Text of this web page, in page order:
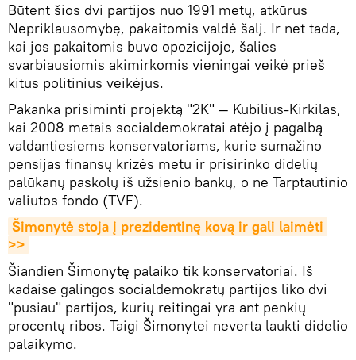
Būtent šios dvi partijos nuo 1991 metų, atkūrus
Nepriklausomybę, pakaitomis valdė šalį. Ir net tada,
kai jos pakaitomis buvo opozicijoje, šalies
svarbiausiomis akimirkomis vieningai veikė prieš
kitus politinius veikėjus.
Pakanka prisiminti projektą "2K" — Kubilius-Kirkilas,
kai 2008 metais socialdemokratai atėjo į pagalbą
valdantiesiems konservatoriams, kurie sumažino
pensijas finansų krizės metu ir prisirinko didelių
palūkanų paskolų iš užsienio bankų, o ne Tarptautinio
valiutos fondo (TVF).
Šimonytė stoja į prezidentinę kovą ir gali laimėti
>>
Šiandien Šimonytę palaiko tik konservatoriai. Iš
kadaise galingos socialdemokratų partijos liko dvi
"pusiau" partijos, kurių reitingai yra ant penkių
procentų ribos. Taigi Šimonytei neverta laukti didelio
palaikymo.